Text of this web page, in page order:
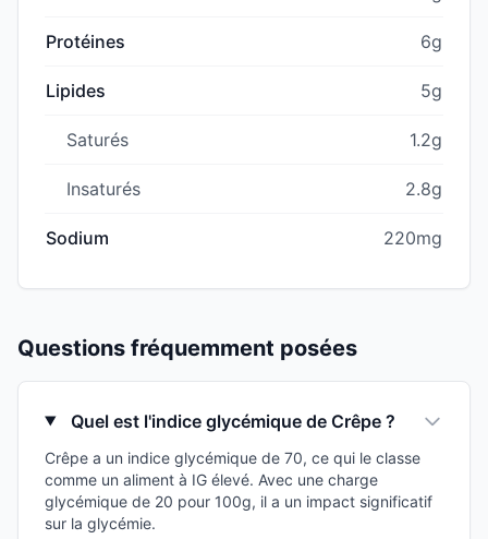
Protéines 6g
Lipides 5g
Saturés 1.2g
Insaturés 2.8g
Sodium 220mg
Questions fréquemment posées
Quel est l'indice glycémique de Crêpe ?
Crêpe a un indice glycémique de 70, ce qui le classe
comme un aliment à IG élevé. Avec une charge
glycémique de 20 pour 100g, il a un impact significatif
sur la glycémie.